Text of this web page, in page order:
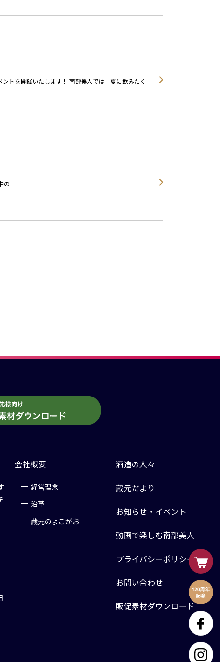
トを開催いたします！ 南部美人では「夏に飲みたく
の
会社概要
経営理念
沿革
蔵元のよこがお
酒造の人々
蔵元だより
お知らせ・イベント
動画で楽しむ南部美人
プライバシーポリシー
お問い合わせ
販促素材ダウンロード